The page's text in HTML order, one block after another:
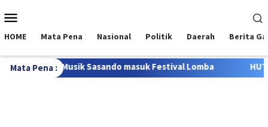
ke
Mobile
HOME Mata Pena Nasional Politik Daerah Berita
Mata Pena :
Sasando masuk Festival Lomba HUT RI ke-81 di